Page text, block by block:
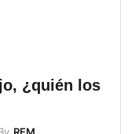
¿quién los